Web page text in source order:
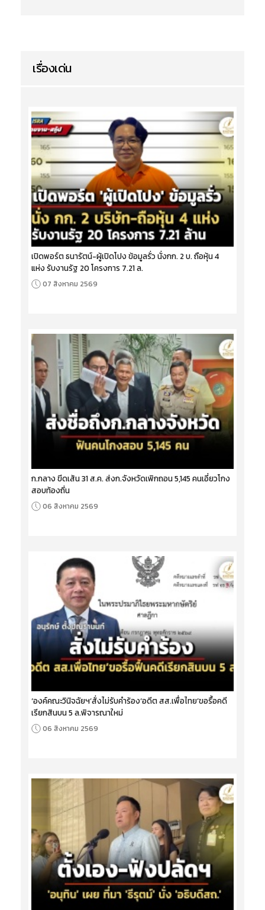
เรื่องเด่น
เปิดพอร์ต ธนารัตน์-ผู้เปิดโปง ข้อมูลรั่ว นั่งกก. 2 บ. ถือหุ้น 4
แห่ง รับงานรัฐ 20 โครงการ 7.21 ล.
07 สิงหาคม 2569
ก.กลาง ขีดเส้น 31 ส.ค. ส่งก.จังหวัดเพิกถอน 5,145 คนเอี่ยวโกง
สอบท้องถิ่น
06 สิงหาคม 2569
‘องค์คณะวินิจฉัยฯ’สั่งไม่รับคำร้อง‘อดีต สส.เพื่อไทย’ขอรื้อคดี
เรียกสินบน 5 ล.พิจารณาใหม่
06 สิงหาคม 2569